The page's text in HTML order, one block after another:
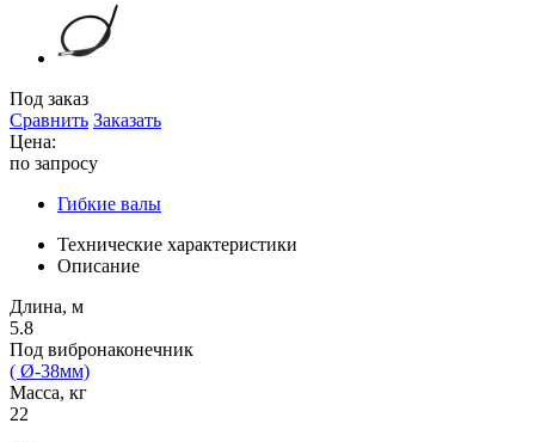
Под заказ
Сравнить Заказать
Цена:
по запросу
Гибкие валы
Технические характеристики
Описание
Длина, м
5.8
Под вибронаконечник
( Ø-38мм)
Масса, кг
22